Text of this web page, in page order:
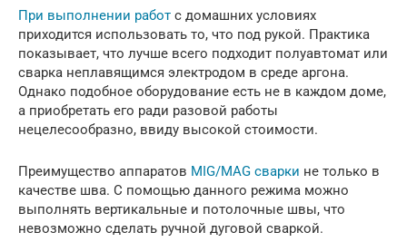
При выполнении работ с домашних условиях
приходится использовать то, что под рукой. Практика
показывает, что лучше всего подходит полуавтомат или
сварка неплавящимся электродом в среде аргона.
Однако подобное оборудование есть не в каждом доме,
а приобретать его ради разовой работы
нецелесообразно, ввиду высокой стоимости.
Преимущество аппаратов MIG/MAG сварки не только в
качестве шва. С помощью данного режима можно
выполнять вертикальные и потолочные швы, что
невозможно сделать ручной дуговой сваркой.